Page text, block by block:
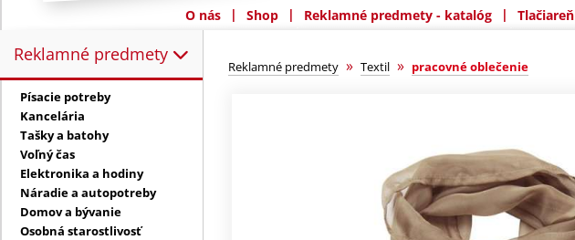
O nás | Shop | Reklamné predmety - katalóg | Tlačiareň
Reklamné predmety
Reklamné predmety:
Písacie potreby
Kancelária
Tašky a batohy
Voľný čas
Elektronika a hodiny
Náradie a autopotreby
Domov a bývanie
Osobná starostlivosť
Reklamné predmety » Textil » pracovné oblečenie